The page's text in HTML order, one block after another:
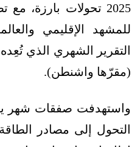
2025 تحولات بارزة،
للمشهد الإقليمي
التقرير الشهري الذي
(مقرّها واشنطن).
واستهدفت صفقات شهر
التحول إلى مصادر